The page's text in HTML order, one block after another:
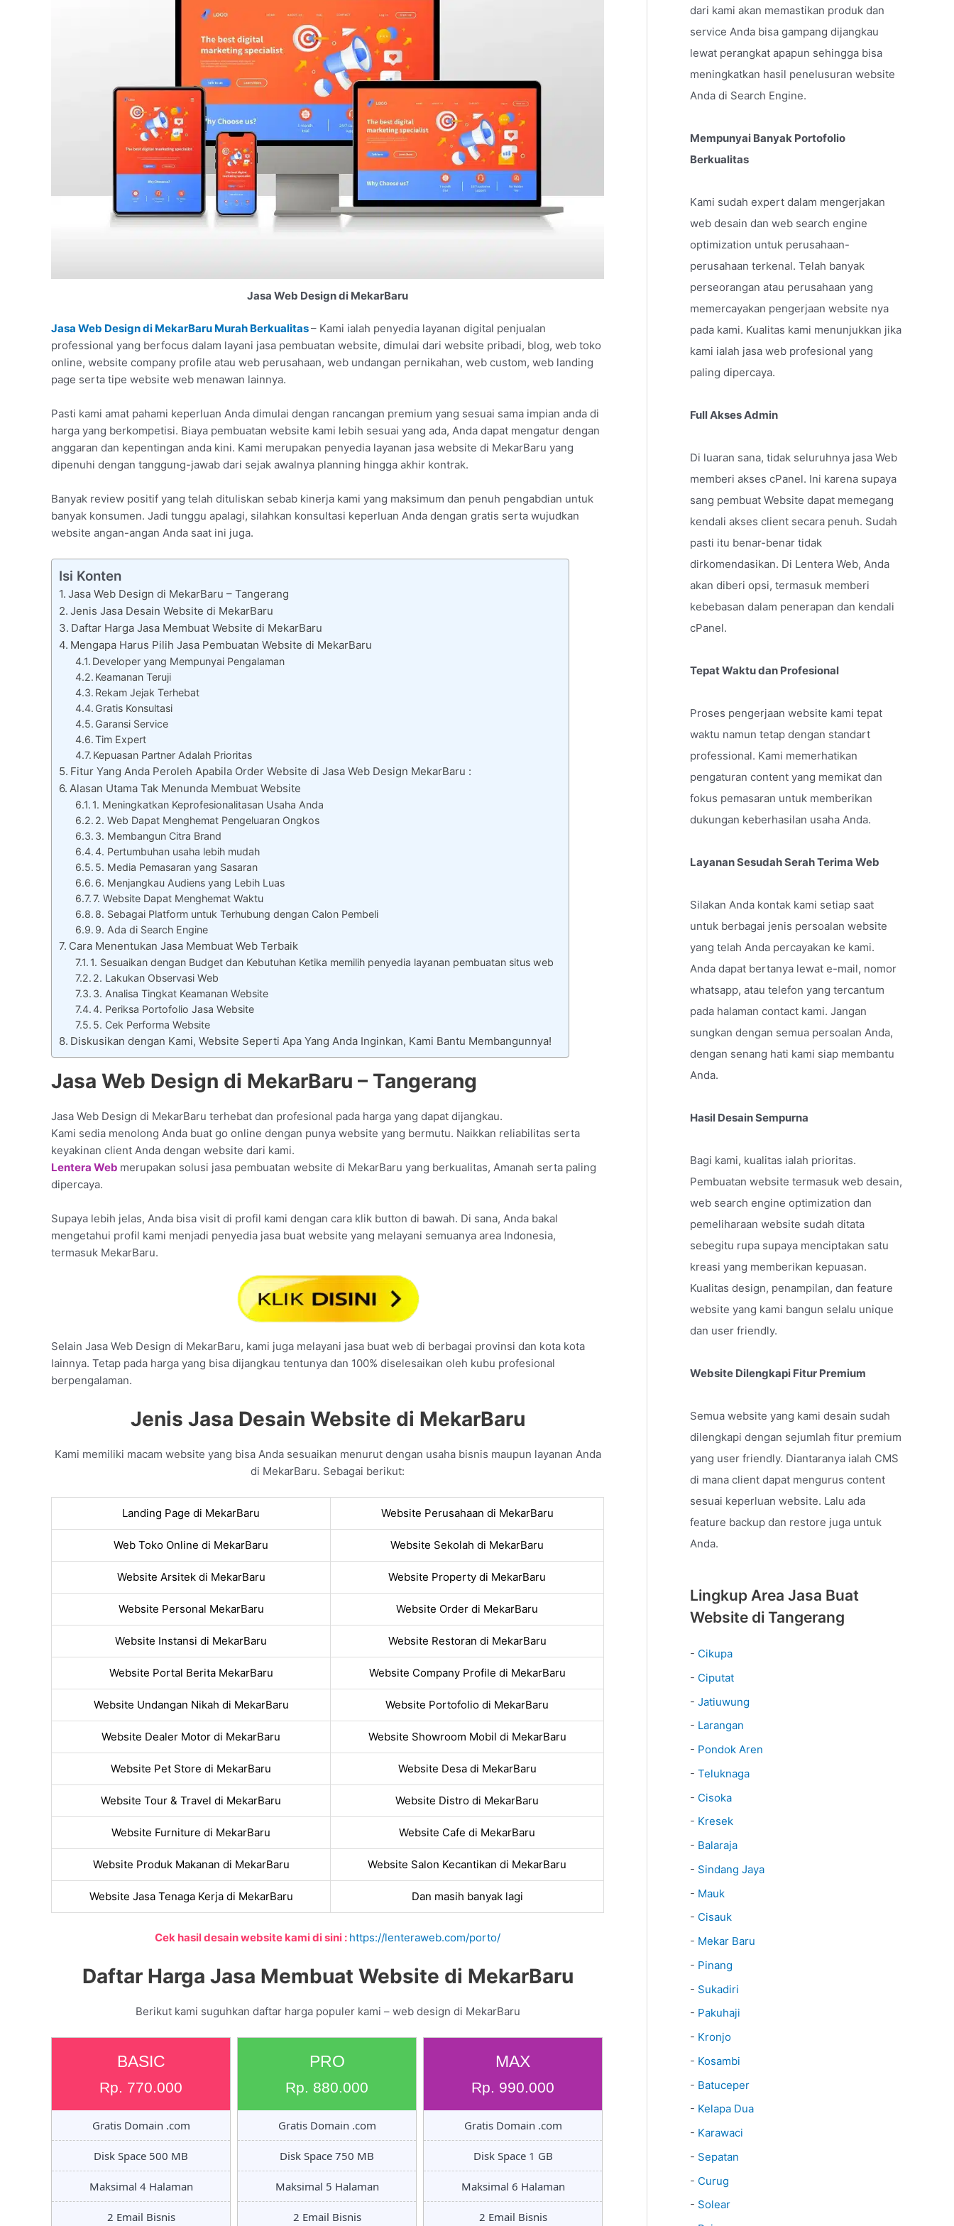
Jasa Web Design di MekarBaru
Jasa Web Design di MekarBaru Murah Berkualitas– Kami ialah penyedia layanan digital penjualan
professional yang berfocus dalam layani jasa pembuatan website, dimulai dari website pribadi, blog, web toko
online, website company profile atau web perusahaan, web undangan pernikahan, web custom, web landing
page serta tipe website web menawan lainnya.
Pasti kami amat pahami keperluan Anda dimulai dengan rancangan premium yang sesuai sama impian anda di
harga yang berkompetisi. Biaya pembuatan website kami lebih sesuai yang ada, Anda dapat mengatur dengan
anggaran dan kepentingan anda kini. Kami merupakan penyedia layanan jasa website di MekarBaru yang
dipenuhi dengan tanggung-jawab dari sejak awalnya planning hingga akhir kontrak.
Banyak review positif yang telah dituliskan sebab kinerja kami yang maksimum dan penuh pengabdian untuk
banyak konsumen. Jadi tunggu apalagi, silahkan konsultasi keperluan Anda dengan gratis serta wujudkan
website angan-angan Anda saat ini juga.
Isi Konten
Jasa Web Design di MekarBaru – Tangerang
Jenis Jasa Desain Website di MekarBaru
Daftar Harga Jasa Membuat Website di MekarBaru
Mengapa Harus Pilih Jasa Pembuatan Website di MekarBaru
Developer yang Mempunyai Pengalaman
Keamanan Teruji
Rekam Jejak Terhebat
Gratis Konsultasi
Garansi Service
Tim Expert
Kepuasan Partner Adalah Prioritas
Fitur Yang Anda Peroleh Apabila Order Website di Jasa Web Design MekarBaru :
Alasan Utama Tak Menunda Membuat Website
1. Meningkatkan Keprofesionalitasan Usaha Anda
2. Web Dapat Menghemat Pengeluaran Ongkos
3. Membangun Citra Brand
4. Pertumbuhan usaha lebih mudah
5. Media Pemasaran yang Sasaran
6. Menjangkau Audiens yang Lebih Luas
7. Website Dapat Menghemat Waktu
8. Sebagai Platform untuk Terhubung dengan Calon Pembeli
9. Ada di Search Engine
Cara Menentukan Jasa Membuat Web Terbaik
1. Sesuaikan dengan Budget dan Kebutuhan Ketika memilih penyedia layanan pembuatan situs web
2. Lakukan Observasi Web
3. Analisa Tingkat Keamanan Website
4. Periksa Portofolio Jasa Website
5. Cek Performa Website
Diskusikan dengan Kami, Website Seperti Apa Yang Anda Inginkan, Kami Bantu Membangunnya!
Jasa Web Design di MekarBaru – Tangerang
Jasa Web Design di MekarBaru terhebat dan profesional pada harga yang dapat dijangkau.
Kami sedia menolong Anda buat go online dengan punya website yang bermutu. Naikkan reliabilitas serta
keyakinan client Anda dengan website dari kami.
Lentera Web merupakan solusi jasa pembuatan website di MekarBaru yang berkualitas, Amanah serta paling
dipercaya.
Supaya lebih jelas, Anda bisa visit di profil kami dengan cara klik button di bawah. Di sana, Anda bakal
mengetahui profil kami menjadi penyedia jasa buat website yang melayani semuanya area Indonesia,
termasuk MekarBaru.
Selain Jasa Web Design di MekarBaru, kami juga melayani jasa buat web di berbagai provinsi dan kota kota
lainnya. Tetap pada harga yang bisa dijangkau tentunya dan 100% diselesaikan oleh kubu profesional
berpengalaman.
Jenis Jasa Desain Website di MekarBaru
Kami memiliki macam website yang bisa Anda sesuaikan menurut dengan usaha bisnis maupun layanan Anda
di MekarBaru. Sebagai berikut:
Landing Page di MekarBaru Website Perusahaan di MekarBaru
Web Toko Online di MekarBaru Website Sekolah di MekarBaru
Website Arsitek di MekarBaru Website Property di MekarBaru
Website Personal MekarBaru Website Order di MekarBaru
Website Instansi di MekarBaru Website Restoran di MekarBaru
Website Portal Berita MekarBaru Website Company Profile di MekarBaru
Website Undangan Nikah di MekarBaru Website Portofolio di MekarBaru
Website Dealer Motor di MekarBaru Website Showroom Mobil di MekarBaru
Website Pet Store di MekarBaru Website Desa di MekarBaru
Website Tour & Travel di MekarBaru Website Distro di MekarBaru
Website Furniture di MekarBaru Website Cafe di MekarBaru
Website Produk Makanan di MekarBaru Website Salon Kecantikan di MekarBaru
Website Jasa Tenaga Kerja di MekarBaru Dan masih banyak lagi
Cek hasil desain website kami di sini : https://lenteraweb.com/porto/
Daftar Harga Jasa Membuat Website di MekarBaru
Berikut kami suguhkan daftar harga populer kami – web design di MekarBaru
BASIC
Rp. 770.000
Gratis Domain .com
Disk Space 500 MB
Maksimal 4 Halaman
2 Email Bisnis
PRO
Rp. 880.000
Gratis Domain .com
Disk Space 750 MB
Maksimal 5 Halaman
2 Email Bisnis
MAX
Rp. 990.000
Gratis Domain .com
Disk Space 1 GB
Maksimal 6 Halaman
2 Email Bisnis
dari kami akan memastikan produk dan
service Anda bisa gampang dijangkau
lewat perangkat apapun sehingga bisa
meningkatkan hasil penelusuran website
Anda di Search Engine.
Mempunyai Banyak Portofolio
Berkualitas
Kami sudah expert dalam mengerjakan
web desain dan web search engine
optimization untuk perusahaan-
perusahaan terkenal. Telah banyak
perseorangan atau perusahaan yang
memercayakan pengerjaan website nya
pada kami. Kualitas kami menunjukkan jika
kami ialah jasa web profesional yang
paling dipercaya.
Full Akses Admin
Di luaran sana, tidak seluruhnya jasa Web
memberi akses cPanel. Ini karena supaya
sang pembuat Website dapat memegang
kendali akses client secara penuh. Sudah
pasti itu benar-benar tidak
dirkomendasikan. Di Lentera Web, Anda
akan diberi opsi, termasuk memberi
kebebasan dalam penerapan dan kendali
cPanel.
Tepat Waktu dan Profesional
Proses pengerjaan website kami tepat
waktu namun tetap dengan standart
professional. Kami memerhatikan
pengaturan content yang memikat dan
fokus pemasaran untuk memberikan
dukungan keberhasilan usaha Anda.
Layanan Sesudah Serah Terima Web
Silakan Anda kontak kami setiap saat
untuk berbagai jenis persoalan website
yang telah Anda percayakan ke kami.
Anda dapat bertanya lewat e-mail, nomor
whatsapp, atau telefon yang tercantum
pada halaman contact kami. Jangan
sungkan dengan semua persoalan Anda,
dengan senang hati kami siap membantu
Anda.
Hasil Desain Sempurna
Bagi kami, kualitas ialah prioritas.
Pembuatan website termasuk web desain,
web search engine optimization dan
pemeliharaan website sudah ditata
sebegitu rupa supaya menciptakan satu
kreasi yang memberikan kepuasan.
Kualitas design, penampilan, dan feature
website yang kami bangun selalu unique
dan user friendly.
Website Dilengkapi Fitur Premium
Semua website yang kami desain sudah
dilengkapi dengan sejumlah fitur premium
yang user friendly. Diantaranya ialah CMS
di mana client dapat mengurus content
sesuai keperluan website. Lalu ada
feature backup dan restore juga untuk
Anda.
Lingkup Area Jasa Buat
Website di Tangerang
- Cikupa
- Ciputat
- Jatiuwung
- Larangan
- Pondok Aren
- Teluknaga
- Cisoka
- Kresek
- Balaraja
- Sindang Jaya
- Mauk
- Cisauk
- Mekar Baru
- Pinang
- Sukadiri
- Pakuhaji
- Kronjo
- Kosambi
- Batuceper
- Kelapa Dua
- Karawaci
- Sepatan
- Curug
- Solear